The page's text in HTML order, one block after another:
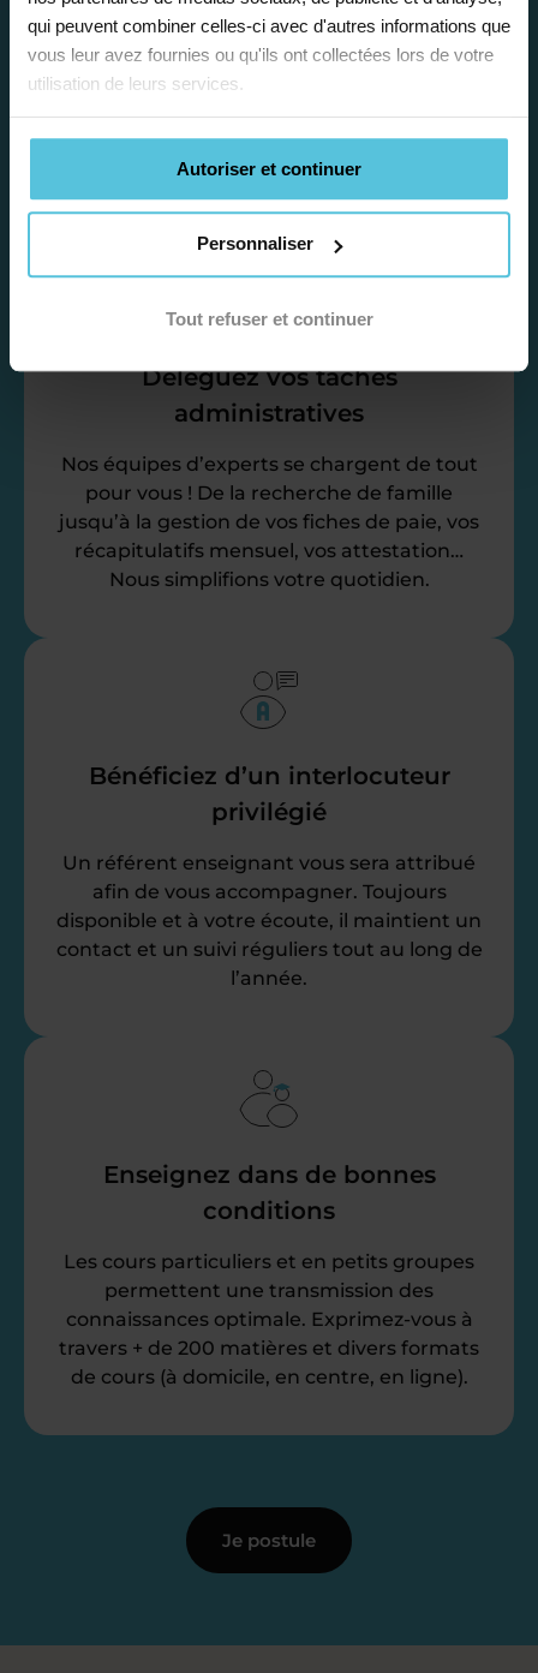
qui peuvent combiner celles-ci avec d'autres informations que
vous leur avez fournies ou qu'ils ont collectées lors de votre
utilisation de leurs services.
Autoriser et continuer
Personnaliser
Tout refuser et continuer
Enseignez près de chez vous, selon
vos horaires
Afin de garantir le meilleur
accompagnement, nous organisons votre
vos disponibilités et votre flexibilité.
Déléguez vos tâches
administratives
Nos équipes d’experts se chargent de tout
pour vous ! De la recherche de famille
jusqu’à la gestion de vos fiches de paie, vos
récapitulatifs mensuel, vos attestation…
Nous simplifions votre quotidien.
Bénéficiez d’un interlocuteur
privilégié
Un référent enseignant vous sera attribué
afin de vous accompagner. Toujours
disponible et à votre écoute, il maintient un
contact et un suivi réguliers tout au long de
l’année.
Enseignez dans de bonnes
conditions
Les cours particuliers et en petits groupes
permettent une transmission des
connaissances optimale. Exprimez-vous à
travers + de 200 matières et divers formats
de cours (à domicile, en centre, en ligne).
Je postule